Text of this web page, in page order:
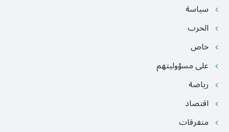
سياسة
الحرب
خاص
على مسؤوليتهم
رياضة
اقتصاد
متفرقات